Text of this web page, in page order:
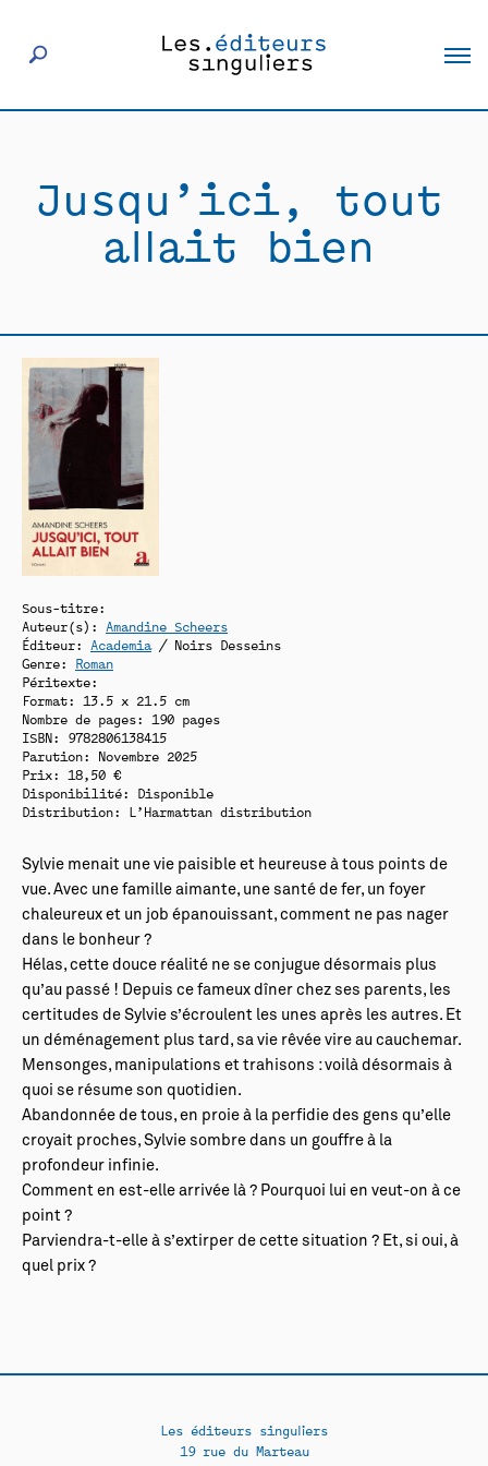
Éditeurs
Actualités
Rencontres
Jusqu’ici, tout
allait bien
Sous-titre:
Auteur(s): Amandine Scheers
Éditeur: Academia/ Noirs Desseins
Genre: Roman
Péritexte:
Format: 13.5 x 21.5 cm
Nombre de pages: 190 pages
ISBN: 9782806138415
Parution: Novembre 2025
Prix: 18,50 €
Disponibilité:
Disponible
Distribution: L’Harmattan distribution
Sylvie menait une vie paisible et heureuse à tous points de
vue. Avec une famille aimante, une santé de fer, un foyer
chaleureux et un job épanouissant, comment ne pas nager
dans le bonheur ?
Hélas, cette douce réalité ne se conjugue désormais plus
qu’au passé ! Depuis ce fameux dîner chez ses parents, les
certitudes de Sylvie s’écroulent les unes après les autres. Et
un déménagement plus tard, sa vie rêvée vire au cauchemar.
Mensonges, manipulations et trahisons : voilà désormais à
quoi se résume son quotidien.
Abandonnée de tous, en proie à la perfidie des gens qu’elle
croyait proches, Sylvie sombre dans un gouffre à la
profondeur infinie.
Comment en est-elle arrivée là ? Pourquoi lui en veut-on à ce
point ?
Parviendra-t-elle à s’extirper de cette situation ? Et, si oui, à
quel prix ?
Les éditeurs singuliers
19 rue du Marteau